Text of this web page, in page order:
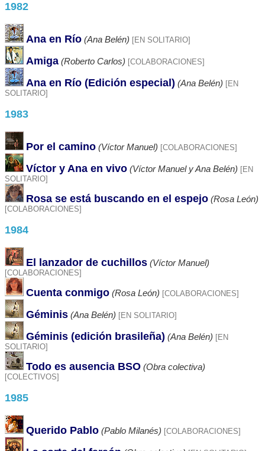
1982
Ana en Río (Ana Belén) [EN SOLITARIO]
Amiga (Roberto Carlos) [COLABORACIONES]
Ana en Río (Edición especial) (Ana Belén)
[EN
SOLITARIO]
1983
Por el camino (Víctor Manuel) [COLABORACIONES]
Víctor y Ana en vivo (Víctor Manuel y Ana Belén)
[EN
SOLITARIO]
Rosa se está buscando en el espejo (Rosa León)
[COLABORACIONES]
1984
El lanzador de cuchillos (Víctor Manuel)
[COLABORACIONES]
Cuenta conmigo (Rosa León) [COLABORACIONES]
Géminis (Ana Belén) [EN SOLITARIO]
Géminis (edición brasileña) (Ana Belén)
[EN
SOLITARIO]
Todo es ausencia BSO (Obra colectiva)
[COLECTIVOS]
1985
Querido Pablo (Pablo Milanés) [COLABORACIONES]